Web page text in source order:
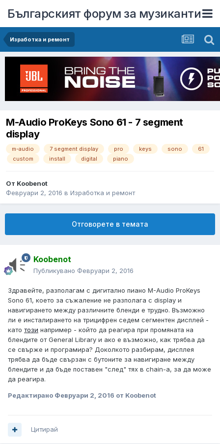
Българският форум за музиканти
Изработка и ремонт
M-Audio ProKeys Sono 61 - 7 segment
display
m-audio 7 segment display pro keys sono
61
custom
install digital piano
От Koobenot
Февруари 2, 2016 в Изработка и ремонт
Отговорете в темата
Koobenot
Публикувано Февруари 2, 2016
Здравейте, разполагам с дигитално пиано M-Audio ProKeys
Sono 61, което за съжаление не разполага с display и
навигирането между различните бленди е трудно. Възможно
ли е инсталирането на трицифрен седем сегментен дисплей -
като този например - който да реагира при промяната на
блендите от General Library и ако е възможно, как трябва да
се свърже и програмира? Доколкото разбирам, дисплея
трябва да бъде свързан с бутоните за навигиране между
блендите и да бъде поставен "след" тях в chain-a, за да може
да реагира.
Редактирано Февруари 2, 2016 от Koobenot
Цитирай